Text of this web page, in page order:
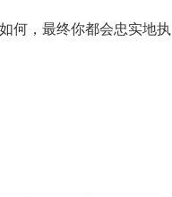
何，最终你都会忠实地执